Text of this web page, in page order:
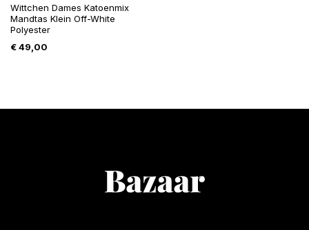
Wittchen Dames Katoenmix
Mandtas Klein Off-White
Polyester
€49,00